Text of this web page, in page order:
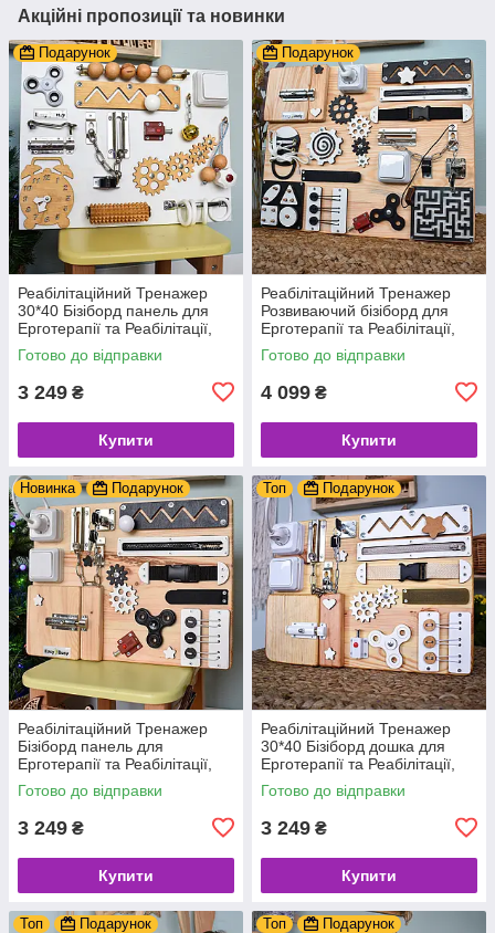
Акційні пропозиції та новинки
Подарунок
Реабілітаційний Тренажер
30*40 Бізіборд панель для
Ерготерапії та Реабілітації,
дошка для моторики,
корекційте обладнання
Готово до відправки
3 249 ₴
Купити
Подарунок
Реабілітаційний Тренажер
Розвиваючий бізіборд для
Ерготерапії та Реабілітації,
дошка для моторики,
корекційте обладнання
Готово до відправки
4 099 ₴
Купити
Новинка Подарунок
Реабілітаційний Тренажер
Бізіборд панель для
Ерготерапії та Реабілітації,
дошка для моторики,
корекційте обладнання +
Готово до відправки
3 249 ₴
Купити
Топ Подарунок
Реабілітаційний Тренажер
30*40 Бізіборд дошка для
Ерготерапії та Реабілітації,
панель для моторики,
корекційте обладнання
Готово до відправки
3 249 ₴
Купити
Топ Подарунок Топ Подарунок